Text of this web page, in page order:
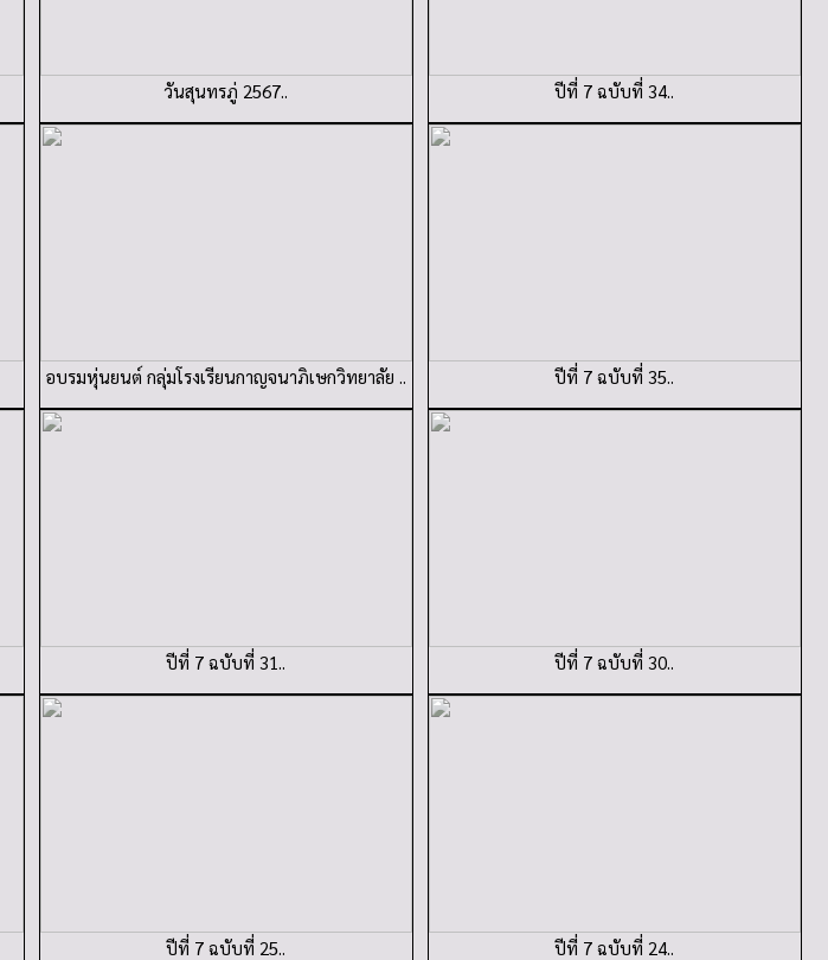
วันสุนทรภู่ 2567.. ปีที่ 7 ฉบับที่ 34..
อบรมหุ่นยนต์ กลุ่มโรงเรียนกาญจนาภิเษกวิทยาลัย .. ปีที่ 7 ฉบับที่ 35..
ปีที่ 7 ฉบับที่ 31.. ปีที่ 7 ฉบับที่ 30..
ปีที่ 7 ฉบับที่ 25.. ปีที่ 7 ฉบับที่ 24..